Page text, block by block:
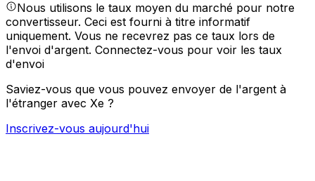
Nous utilisons le taux moyen du marché pour notre
convertisseur. Ceci est fourni à titre informatif
uniquement. Vous ne recevrez pas ce taux lors de
l'envoi d'argent. Connectez-vous pour voir les taux
d'envoi
Saviez-vous que vous pouvez envoyer de l'argent à
l'étranger avec Xe ?
Inscrivez-vous aujourd'hui